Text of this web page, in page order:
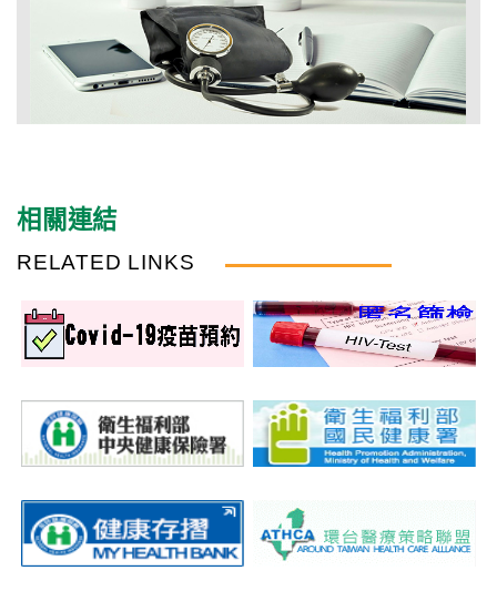
相關連結
RELATED LINKS